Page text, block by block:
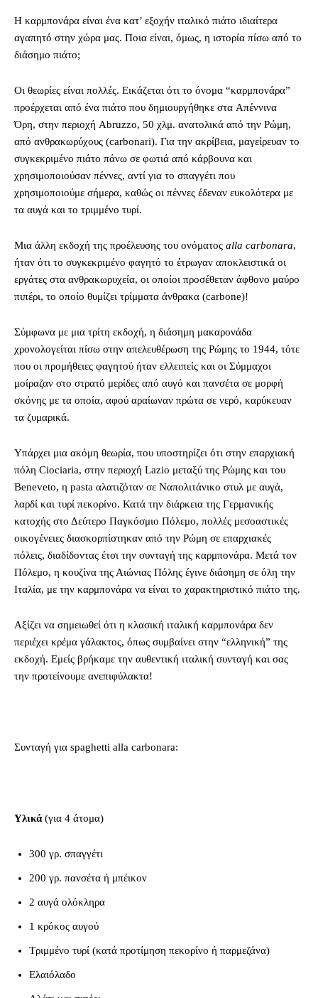
Η καρμπονάρα είναι ένα κατ’ εξοχήν ιταλικό πιάτο ιδιαίτερα
αγαπητό στην χώρα μας. Ποια είναι, όμως, η ιστορία πίσω από το
διάσημο πιάτο;
Οι θεωρίες είναι πολλές. Εικάζεται ότι το όνομα “καρμπονάρα”
προέρχεται από ένα πιάτο που δημιουργήθηκε στα Aπέννινα
Όρη, στην περιοχή Abruzzo, 50 χλμ. ανατολικά από την Ρώμη,
από ανθρακωρύχους (carbonari). Για την ακρίβεια, μαγείρευαν το
συγκεκριμένο πιάτο πάνω σε φωτιά από κάρβουνα και
χρησιμοποιούσαν πέννες, αντί για το σπαγγέτι που
χρησιμοποιούμε σήμερα, καθώς οι πέννες έδεναν ευκολότερα με
τα αυγά και το τριμμένο τυρί.
Μια άλλη εκδοχή της προέλευσης του ονόματος alla carbonara,
ήταν ότι το συγκεκριμένο φαγητό το έτρωγαν αποκλειστικά οι
εργάτες στα ανθρακωρυχεία, οι οποίοι προσέθεταν άφθονο μαύρο
πιπέρι, το οποίο θυμίζει τρίμματα άνθρακα (carbone)!
Σύμφωνα με μια τρίτη εκδοχή, η διάσημη μακαρονάδα
χρονολογείται πίσω στην απελευθέρωση της Ρώμης το 1944, τότε
που οι προμήθειες φαγητού ήταν ελλειπείς και οι Σύμμαχοι
μοίραζαν στο στρατό μερίδες από αυγό και πανσέτα σε μορφή
σκόνης με τα οποία, αφού αραίωναν πρώτα σε νερό, καρύκευαν
τα ζυμαρικά.
Υπάρχει μια ακόμη θεωρία, που υποστηρίζει ότι στην επαρχιακή
πόλη Ciociaria, στην περιοχή Lazio μεταξύ της Ρώμης και του
Beneveto, η pasta αλατιζόταν σε Ναπολιτάνικο στυλ με αυγά,
λαρδί και τυρί πεκορίνο. Κατά την διάρκεια της Γερμανικής
κατοχής στο Δεύτερο Παγκόσμιο Πόλεμο, πολλές μεσοαστικές
οικογένειες διασκορπίστηκαν από την Ρώμη σε επαρχιακές
πόλεις, διαδίδοντας έτσι την συνταγή της καρμπονάρα. Μετά τον
Πόλεμο, η κουζίνα της Αιώνιας Πόλης έγινε διάσημη σε όλη την
Ιταλία, με την καρμπονάρα να είναι το χαρακτηριστικό πιάτο της.
Αξίζει να σημειωθεί ότι η κλασική ιταλική καρμπονάρα δεν
περιέχει κρέμα γάλακτος, όπως συμβαίνει στην “ελληνική” της
εκδοχή. Εμείς βρήκαμε την αυθεντική ιταλική συνταγή και σας
την προτείνουμε ανεπιφύλακτα!
Συνταγή για spaghetti alla carbonara:
Υλικά(για 4 άτομα)
300 γρ. σπαγγέτι
200 γρ. πανσέτα ή μπέικον
2 αυγά ολόκληρα
1 κρόκος αυγού
Τριμμένο τυρί (κατά προτίμηση πεκορίνο ή παρμεζάνα)
Ελαιόλαδο